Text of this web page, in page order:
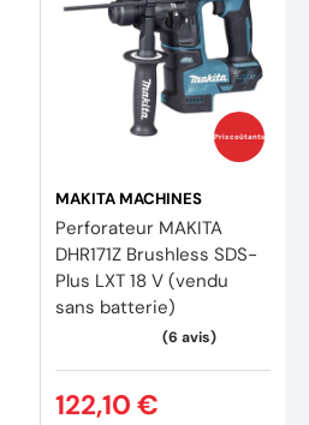
(2
Prix coûtants
MAKITA MACHINES
Perforateur MAKITA
DHR171Z Brushless SDS-
Plus LXT 18 V (vendu
sans batterie)
122,10 €